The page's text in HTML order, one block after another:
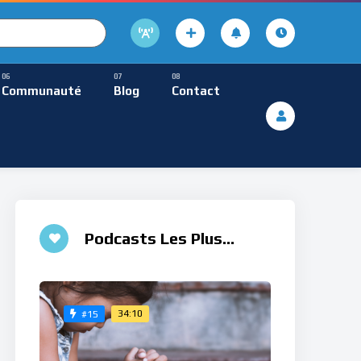
Lecture
Communauté Blog Contact
Méditative
Podcasts Les Plus
#15 34:10